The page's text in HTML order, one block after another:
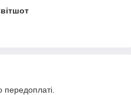
передоплаті.